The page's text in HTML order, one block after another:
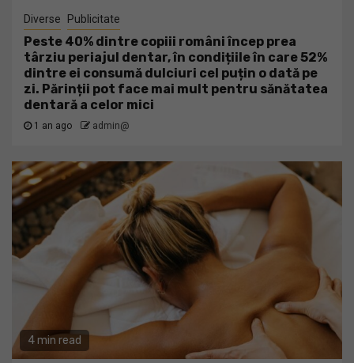
Diverse Publicitate
Peste 40% dintre copiii români încep prea
târziu periajul dentar, în condițiile în care 52%
dintre ei consumă dulciuri cel puțin o dată pe
zi. Părinții pot face mai mult pentru sănătatea
dentară a celor mici
1 an ago admin@
4 min read